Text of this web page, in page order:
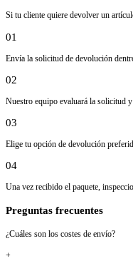
Si tu cliente quiere devolver un
01
Envía la solicitud de devolución
02
Nuestro equipo evaluará la solicitud
03
Elige tu opción de devolución
04
Una vez recibido el paquete,
Preguntas frecuentes
¿Cuáles son los costes de envío?
+